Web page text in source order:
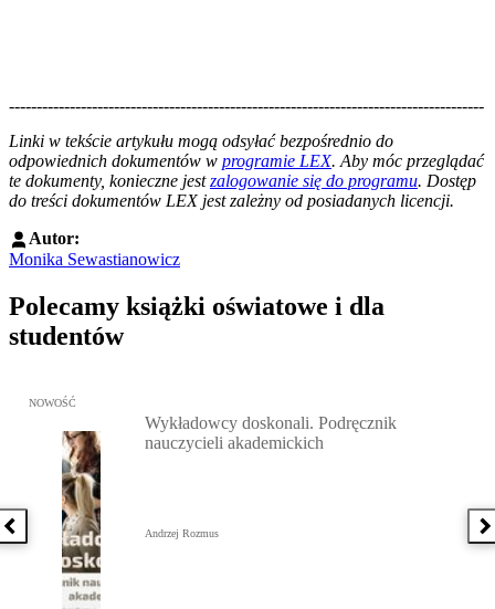
--------------------------------------------------------------------------------------
Linki w tekście artykułu mogą odsyłać bezpośrednio do
odpowiednich dokumentów w programie LEX. Aby móc przeglądać
te dokumenty, konieczne jestzalogowanie się do programu. Dostęp
do treści dokumentów LEX jest zależny od posiadanych licencji.
Autor:
Monika Sewastianowicz
Polecamy książki oświatowe i dla
studentów
Poprzednia książka
Przejdź do: Wykładowcy doskonali. Podręcznik nauczycieli
NOWOŚĆ
Wykładowcy doskonali. Podręcznik
nauczycieli akademickich
Andrzej Rozmus